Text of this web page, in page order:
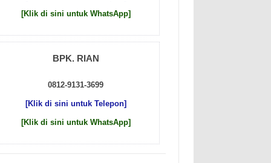
[Klik di sini untuk WhatsApp]
BPK. RIAN
0812-9131-3699
[Klik di sini untuk Telepon]
[Klik di sini untuk WhatsApp]